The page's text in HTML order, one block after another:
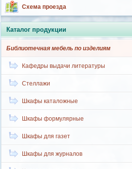
Схема проезда
Каталог продукции
Библиотечная мебель по изделиям
Кафедры выдачи литературы
Стеллажи
Шкафы каталожные
Шкафы формулярные
Шкафы для газет
Шкафы для журналов